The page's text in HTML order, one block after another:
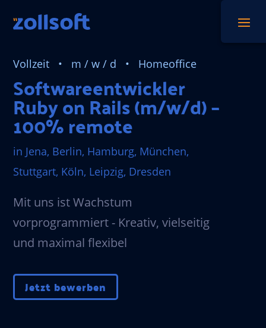
Vollzeit • m / w / d • Homeoffice
Softwareentwickler
Ruby on Rails (m/w/d) –
100% remote
in Jena, Berlin, Hamburg, München,
Stuttgart, Köln, Leipzig, Dresden
Mit uns ist Wachstum
vorprogrammiert - Kreativ, vielseitig
und maximal flexibel
Jetzt bewerben